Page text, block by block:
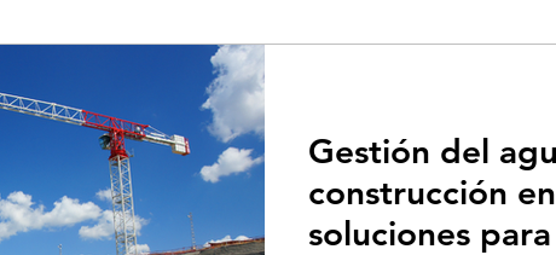
Gestión del
construcción
soluciones